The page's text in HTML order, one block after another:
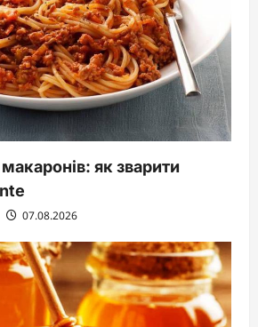
як зварити
07.08.2026